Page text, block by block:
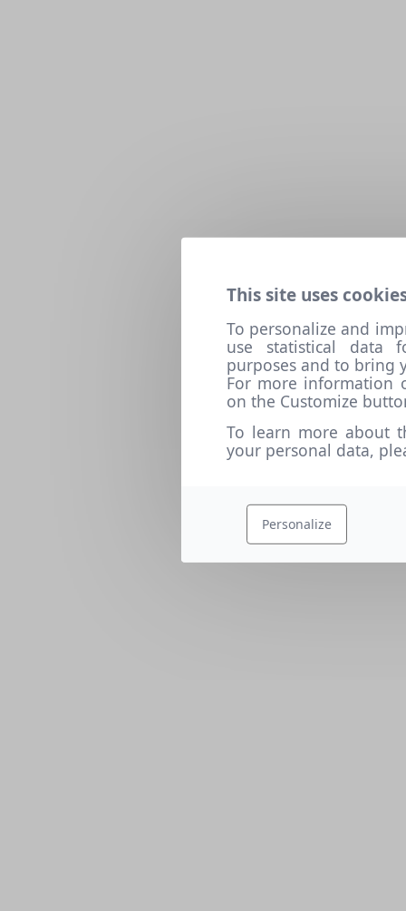
This site uses
To personalize and
use statistical data
purposes and to bring
For more information
on the Customize
To learn more about
your personal data,
Personalize